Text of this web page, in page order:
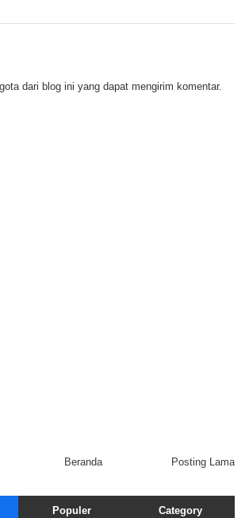
dari blog ini yang dapat mengirim komentar.
Posting Lama
Beranda
Populer Category